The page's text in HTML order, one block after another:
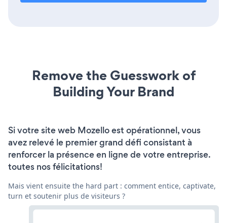
Remove the Guesswork of
Building Your Brand
Si votre site web Mozello est opérationnel, vous
avez relevé le premier grand défi consistant à
renforcer la présence en ligne de votre entreprise.
toutes nos félicitations!
Mais vient ensuite the hard part : comment entice, captivate,
turn et soutenir plus de visiteurs ?